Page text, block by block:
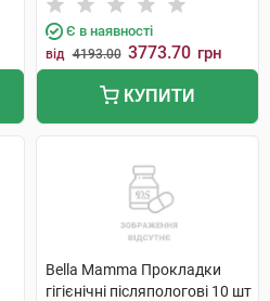
Є в наявності
від 4193.00 3773.70 грн
КУПИТИ
Bella Мamma Прокладки
гiгiєнiчнi післяпологові 10 шт